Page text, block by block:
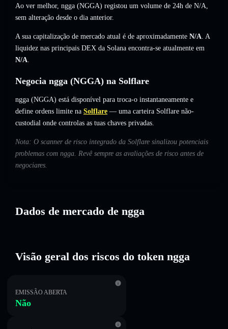
Ao ver melhor, ngga (NGGA) registou um volume de 24h de N/A,
sem alteração desde o dia anterior.
A sua capitalização de mercado atual é de aproximadamente N/A. A
liquidez nas principais DEX da Solana encontra-se atualmente em
N/A.
Negocia ngga (NGGA) na Solflare
ngga (NGGA) está disponível para troca-o instantaneamente e
define ordens limite na Solflare — uma carteira Solflare não-
custodial onde controlas as tuas chaves privadas.
Nota: O scanner de risco integrado da Solflare sinalizou potenciais
problemas com ngga. Revê sempre as avaliações de risco antes de
negociares.
Dados de mercado de ngga
Visão geral dos riscos do token ngga
EMISSÃO ABERTA
Não